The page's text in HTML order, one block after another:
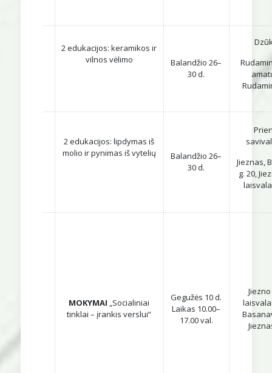
2 edukacijos: keramikos ir
vilnos vėlimo
Balandžio 26–
30 d.
2 edukacijos: lipdymas iš
molio ir pynimas iš vytelių
Balandžio 26–
30 d.
Jieznas,
g. 20,
MOKYMAI „Socialiniai
tinklai – įrankis verslui“
Gegužės 10 d.
Laikas 10.00–
17.00 val.